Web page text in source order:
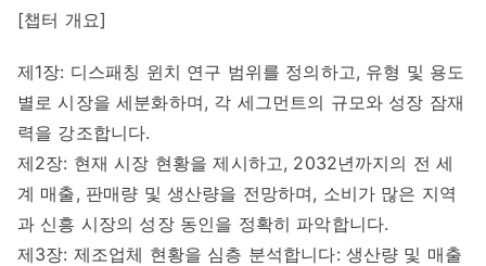
[챕터 개요]
제1장: 디스패칭 윈치 연구 범위를 정의하고, 유형 및 용도
별로 시장을 세분화하며, 각 세그먼트의 규모와 성장 잠재
력을 강조합니다.
제2장: 현재 시장 현황을 제시하고, 2032년까지의 전 세
계 매출, 판매량 및 생산량을 전망하며, 소비가 많은 지역
과 신흥 시장의 성장 동인을 정확히 파악합니다.
제3장: 제조업체 현황을 심층 분석합니다: 생산량 및 매출